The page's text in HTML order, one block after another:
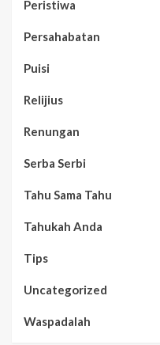
Peristiwa
Persahabatan
Puisi
Relijius
Renungan
Serba Serbi
Tahu Sama Tahu
Tahukah Anda
Tips
Uncategorized
Waspadalah